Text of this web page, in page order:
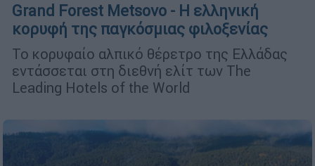
Grand Forest Metsovo - H ελληνική
κορυφή της παγκόσμιας φιλοξενίας
Το κορυφαίο αλπικό θέρετρο της Ελλάδας
εντάσσεται στη διεθνή ελίτ των The
Leading Hotels of the World